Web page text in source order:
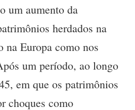
um aumento da
herdados na
na Europa como nos
um período, ao longo
em que os patrimônios
choques como